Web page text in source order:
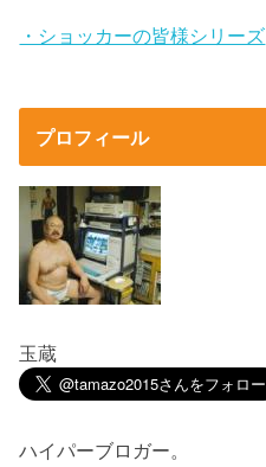
・ショッカーの皆様シリーズ
プロフィール
玉蔵
ハイパーブロガー。